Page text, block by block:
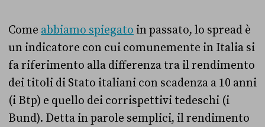
Come abbiamo spiegato in passato, lo spread è
un indicatore con cui comunemente in Italia si
fa riferimento alla differenza tra il rendimento
dei titoli di Stato italiani con scadenza a 10 anni
(i Btp) e quello dei corrispettivi tedeschi (i
Bund). Detta in parole semplici, il rendimento